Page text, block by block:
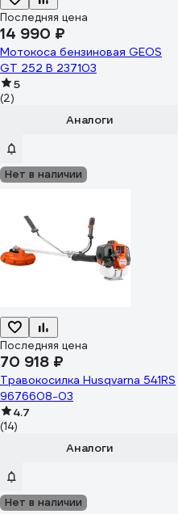
Последняя цена
14 990 ₽
Мотокоса бензиновая GEOS
GT 252 B 237103
5
(2)
Аналоги
Нет в наличии
Последняя цена
70 918 ₽
Травокосилка Husqvarna 541RS
9676608-03
4.7
(14)
Аналоги
Нет в наличии